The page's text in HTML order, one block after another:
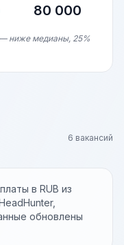
80 000
ниже медианы, 25%
6 вакансий
в RUB из
обновлены